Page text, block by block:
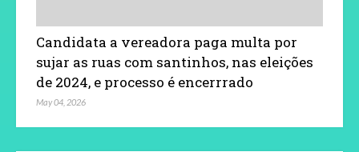
Candidata a vereadora paga multa por
sujar as ruas com santinhos, nas eleições
de 2024, e processo é encerrrado
May 04, 2026